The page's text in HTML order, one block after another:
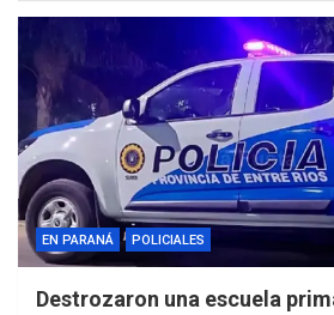
EN PARANÁ POLICIALES
Destrozaron una escuela